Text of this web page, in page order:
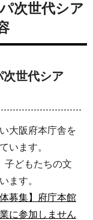
次世代シア
次世代シア
大阪府本庁舎を
います。
子どもたちの文
ます。
体募集】府庁本館
に参加しません